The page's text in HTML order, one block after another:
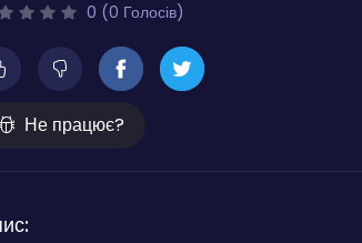
0 (0 Голосів)
Не працює?